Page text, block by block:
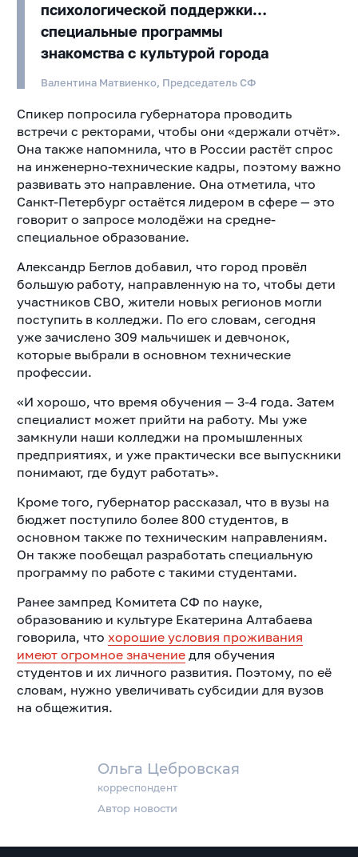
Ольга Цебровская
корреспондент
Автор новости
психологической поддержки…
специальные программы
знакомства с культурой города
Валентина Матвиенко, Председатель СФ
Спикер попросила губернатора проводить
встречи с ректорами, чтобы они «держали отчёт».
Она также напомнила, что в России растёт спрос
на инженерно-технические кадры, поэтому важно
развивать это направление. Она отметила, что
Санкт-Петербург остаётся лидером в сфере — это
говорит о запросе молодёжи на средне-
специальное образование.
Александр Беглов добавил, что город провёл
большую работу, направленную на то, чтобы дети
участников СВО, жители новых регионов могли
поступить в колледжи. По его словам, сегодня
уже зачислено 309 мальчишек и девчонок,
которые выбрали в основном технические
профессии.
«И хорошо, что время обучения — 3-4 года. Затем
специалист может прийти на работу. Мы уже
замкнули наши колледжи на промышленных
предприятиях, и уже практически все выпускники
понимают, где будут работать».
Кроме того, губернатор рассказал, что в вузы на
бюджет поступило более 800 студентов, в
основном также по техническим направлениям.
Он также пообещал разработать специальную
программу по работе с такими студентами.
Ранее зампред Комитета СФ по науке,
образованию и культуре Екатерина Алтабаева
говорила, что хорошие условия проживания
имеют огромное значениедля обучения
студентов и их личного развития. Поэтому, по её
словам, нужно увеличивать субсидии для вузов
на общежития.